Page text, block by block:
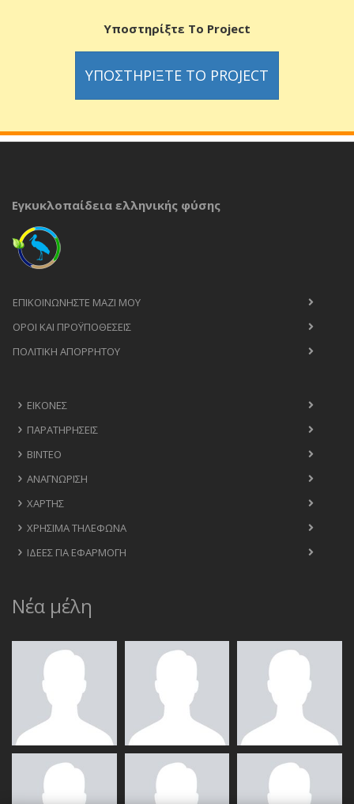
Υποστηρίξτε Το Project
ΥΠΟΣΤΗΡΊΞΤΕ ΤΟ PROJECT
Εγκυκλοπαίδεια ελληνικής φύσης
ΕΠΙΚΟΙΝΩΝΉΣΤΕ ΜΑΖΊ ΜΟΥ
ΟΡΟΙ ΚΑΙ ΠΡΟΫΠΟΘΈΣΕΙΣ
ΠΟΛΙΤΙΚΉ ΑΠΟΡΡΉΤΟΥ
ΕΙΚΌΝΕΣ
ΠΑΡΑΤΗΡΉΣΕΙΣ
ΒΊΝΤΕΟ
ΑΝΑΓΝΏΡΙΣΗ
ΧΆΡΤΗΣ
ΧΡΉΣΙΜΑ ΤΗΛΈΦΩΝΑ
ΙΔΈΕΣ ΓΙΑ ΕΦΑΡΜΟΓΉ
Νέα μέλη